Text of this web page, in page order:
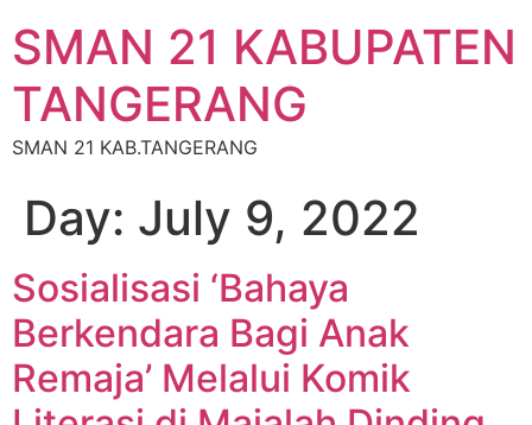
SMAN 21 KABUPATEN
TANGERANG
SMAN 21 KAB.TANGERANG
Day: July 9, 2022
Sosialisasi ‘Bahaya
Berkendara Bagi Anak
Remaja’ Melalui Komik